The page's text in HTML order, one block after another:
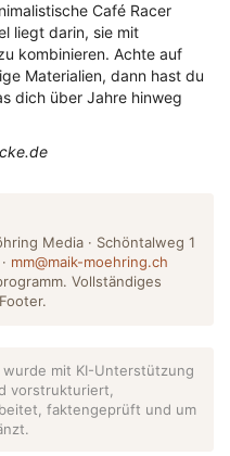
Café Racer
liegt darin, sie mit
kombinieren. Achte auf
Materialien, dann hast du
dich über Jahre hinweg
Media · Schöntalweg 1
mm@maik-moehring.ch
Vollständiges
wurde mit KI-Unterstützung
vorstrukturiert,
faktengeprüft und um